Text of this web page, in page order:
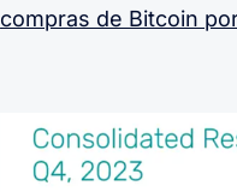
compras de Bitcoin